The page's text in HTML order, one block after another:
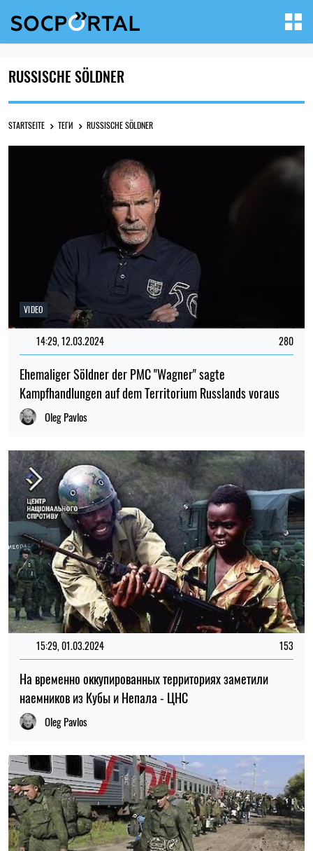
RUSSISCHE SÖLDNER
STARTSEITE ТЕГИ RUSSISCHE SÖLDNER
VIDEO
14:29, 12.03.2024 280
Ehemaliger Söldner der PMC "Wagner" sagte
Kampfhandlungen auf dem Territorium Russlands voraus
Oleg Pavlos
15:29, 01.03.2024 153
На временно оккупированных территориях заметили
наемников из Кубы и Непала - ЦНС
Oleg Pavlos